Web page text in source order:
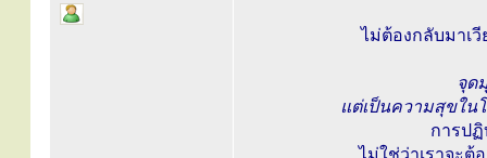
ไม่ต้องกลับมาเ
จุด
แต่เป็นความสุขใน
การป
ไม่ใช่ว่าเราจะต้